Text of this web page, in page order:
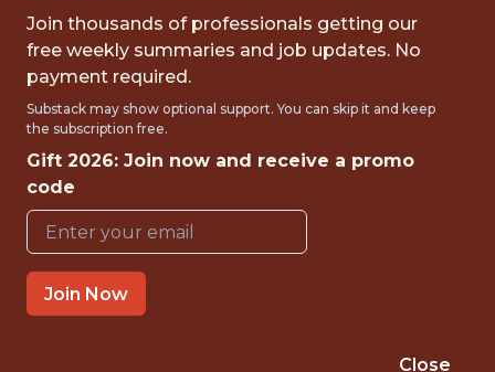
ET
&
Join thousands of professionals getting our
free weekly summaries and job updates. No
payment required.
Substack may show optional support. You can skip it and keep
the subscription free.
Gift 2026: Join now and receive a promo
code
Join Now
Close